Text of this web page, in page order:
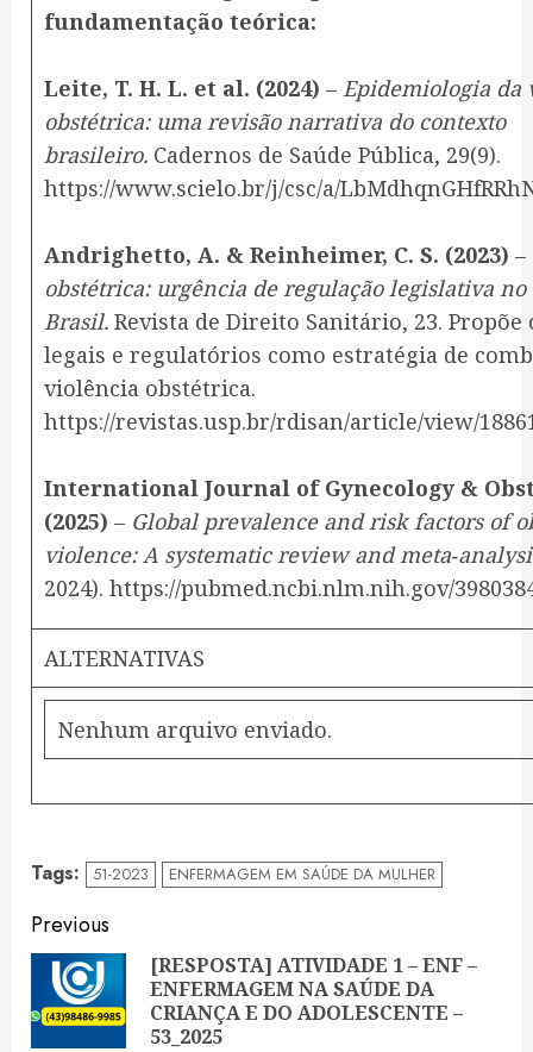
fundamentação teórica:
Leite, T. H. L. et al. (2024) – Epidemiologia da
obstétrica: uma revisão narrativa do contexto
brasileiro. Cadernos de Saúde Pública, 29(9).
https://www.scielo.br/j/csc/a/
Andrighetto, A. & Reinheimer, C. S. (2023) –
obstétrica: urgência de regulação legislativa no
Brasil. Revista de Direito Sanitário, 23. Propõe
legais e regulatórios como estratégia de
violência obstétrica.
https://revistas.usp.br/rdisan/article/view/
International Journal of Gynecology &
(2025) – Global prevalence and risk factors of
violence: A systematic review and
2024). https://pubmed.ncbi.nlm.nih.gov/
ALTERNATIVAS
Nenhum arquivo enviado.
Tags: 51-2023 ENFERMAGEM EM SAÚDE DA MULHER
Continue
Reading
Previous
[RESPOSTA] ATIVIDADE 1 – ENF –
ENFERMAGEM NA SAÚDE DA
CRIANÇA E DO ADOLESCENTE –
53_2025